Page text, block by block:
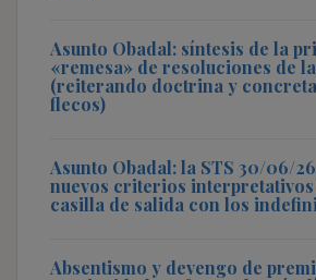
Asunto Obadal: síntesis de la
«remesa» de resoluciones de
(reiterando doctrina y
flecos)
Asunto Obadal: la STS 30/06/
nuevos criterios interpretativos
casilla de salida con los
Absentismo y devengo de